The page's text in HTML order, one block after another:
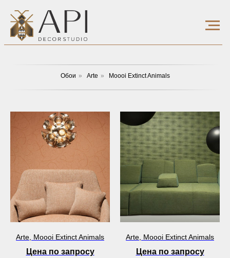
Обои » Arte » Moooi Extinct Animals
Arte, Moooi Extinct Animals
Цена по запросу
Arte, Moooi Extinct Animals
Цена по запросу